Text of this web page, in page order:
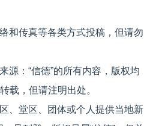
和传真等各类方式投稿，但请勿
源：“信德”的所有内容，版权均
载，但请注明出处。
、堂区、团体或个人提供当地新